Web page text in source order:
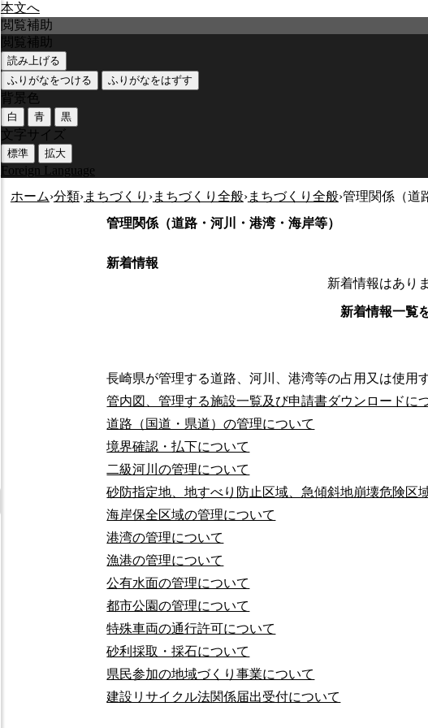
本文へ
閲覧補助
閲覧補助
読み上げる
ふりがなをつける
ふりがなをはずす
背景色
白 青 黒
文字サイズ
標準 拡大
Foreign Language
ホーム›分類›まちづくり ›まちづくり全般›まちづくり全般›管理関係（道
管理関係（道路・河川・港湾・海岸等）
新着情報
新着情報はあり
新着情報一覧
長崎県が管理する道路、河川、港湾等の占用又は使用
管内図、管理する施設一覧及び申請書ダウンロードに
道路（国道・県道）の管理について
境界確認・払下について
二級河川の管理について
砂防指定地、地すべり防止区域、急傾斜地崩壊危険区
海岸保全区域の管理について
港湾の管理について
漁港の管理について
公有水面の管理について
都市公園の管理について
特殊車両の通行許可について
砂利採取・採石について
県民参加の地域づくり事業について
建設リサイクル法関係届出受付について